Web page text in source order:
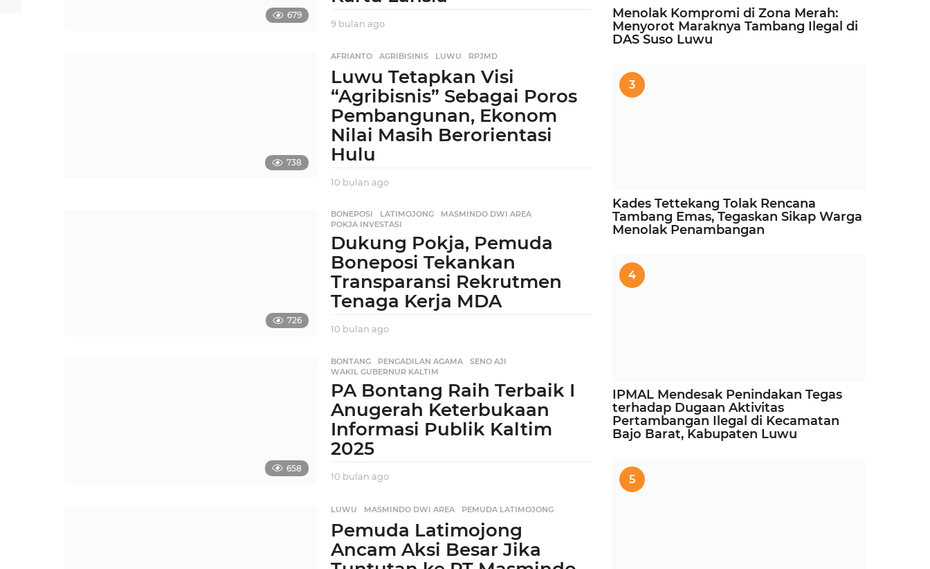
679
9 bulan ago
a
n
a
g
o
738
AFRIANTO ,AGRIBISINIS ,LUWU ,RPJMD
Luwu Tetapkan Visi
“Agribisnis” Sebagai Poros
Pembangunan, Ekonom
Nilai Masih Berorientasi
Hulu
10 bulan ago
b
u
a
n
g
o
726
BONEPOSI ,LATIMOJONG ,MASMINDO DWI AREA
POKJA INVESTASI
Dukung Pokja, Pemuda
Boneposi Tekankan
Transparansi Rekrutmen
Tenaga Kerja MDA
10 bulan ago
u
a
n
g
658
BONTANG ,PENGADILAN AGAMA ,SENO AJI
WAKIL GUBERNUR KALTIM
PA Bontang Raih Terbaik I
Anugerah Keterbukaan
Informasi Publik Kaltim
2025
10 bulan ago
u
l
n
LUWU ,MASMINDO DWI AREA ,PEMUDA LATIMOJONG
Pemuda Latimojong
Ancam Aksi Besar Jika
Menolak Kompromi di Zona Merah:
Menyorot Maraknya Tambang Ilegal di
DAS Suso Luwu
3
Kades Tettekang Tolak Rencana
Tambang Emas, Tegaskan Sikap Warga
Menolak Penambangan
4
IPMAL Mendesak Penindakan Tegas
terhadap Dugaan Aktivitas
Pertambangan Ilegal di Kecamatan
Bajo Barat, Kabupaten Luwu
5